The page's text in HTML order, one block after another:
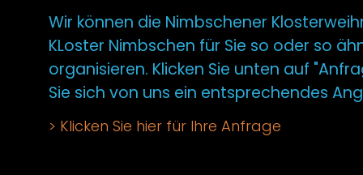
Wir können die Nimbschener
KLoster Nimbschen für Sie so oder so
organisieren. Klicken Sie unten auf
Sie sich von uns ein entsprechendes
Klicken Sie hier für Ihre Anfrage